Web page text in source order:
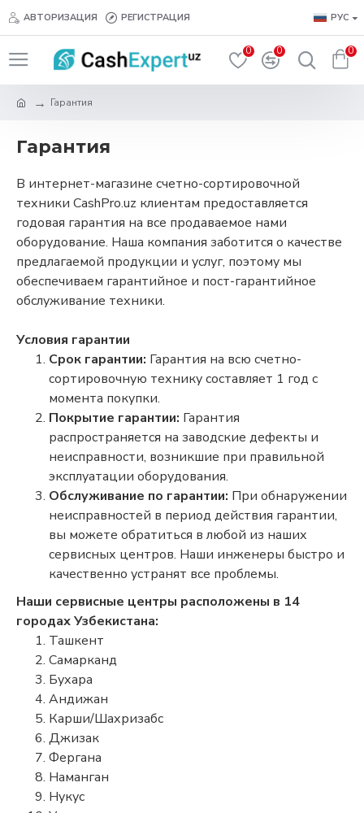
АВТОРИЗАЦИЯ РЕГИСТРАЦИЯ РУС
0 0 0
Гарантия
Гарантия
В интернет-магазине счетно-сортировочной
техники CashPro.uz клиентам предоставляется
годовая гарантия на все продаваемое нами
оборудование. Наша компания заботится о качестве
предлагаемой продукции и услуг, поэтому мы
обеспечиваем гарантийное и пост-гарантийное
обслуживание техники.
Условия гарантии
Срок гарантии: Гарантия на всю счетно-
сортировочную технику составляет 1 год с
момента покупки.
Покрытие гарантии: Гарантия
распространяется на заводские дефекты и
неисправности, возникшие при правильной
эксплуатации оборудования.
Обслуживание по гарантии: При обнаружении
неисправностей в период действия гарантии,
вы можете обратиться в любой из наших
сервисных центров. Наши инженеры быстро и
качественно устранят все проблемы.
Наши сервисные центры расположены в 14
городах Узбекистана:
Ташкент
Самарканд
Бухара
Андижан
Карши/Шахризабс
Джизак
Фергана
Наманган
Нукус